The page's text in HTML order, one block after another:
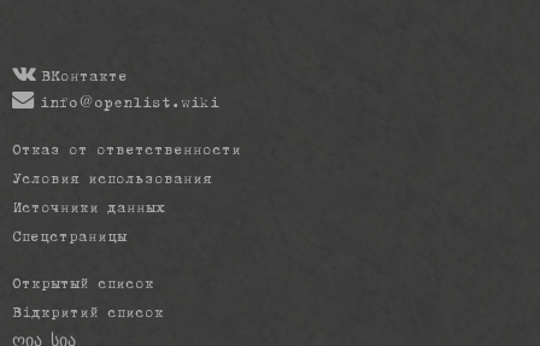
ВКонтакте
info@openlist.wiki
Отказ от ответственности
Условия использования
Источники данных
Спецстраницы
Открытый список
Відкритий список
ღია სია